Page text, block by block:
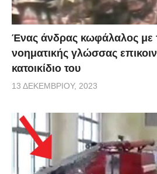
Ένας άνδρας κωφάλαλος με
νοηματικής γλώσσας
κατοικίδιο του
13 ΔΕΚΕΜΒΡΊΟΥ, 2023